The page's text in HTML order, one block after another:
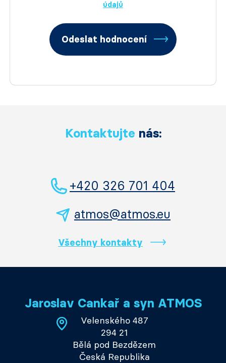
údajů
Odeslat hodnocení
Kontaktujte nás:
+420 326 701 404
atmos@atmos.eu
Všechny kontakty
Jaroslav Cankař a syn ATMOS
Velenského 487
294 21
Bělá pod Bezdězem
Česká Republika